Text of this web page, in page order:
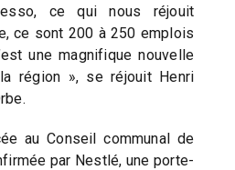
ce qui nous réjouit
ce sont 200 à 250 emplois
une magnifique nouvelle
région », se réjouit Henri
au Conseil communal de
par Nestlé, une porte-